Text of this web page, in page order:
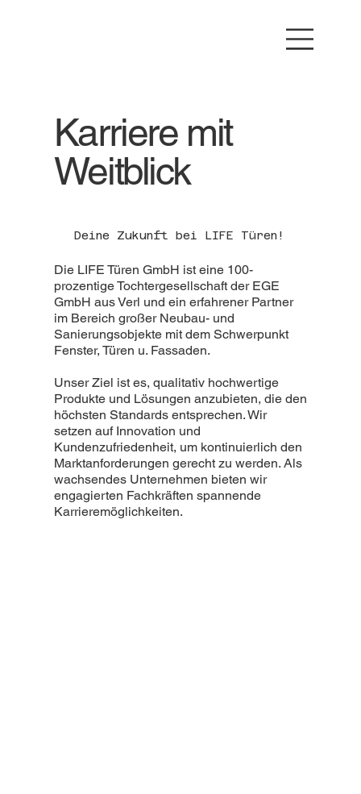
Karriere mit
Weitblick
Deine Zukunft bei LIFE Türen!
Die LIFE Türen GmbH ist eine 100-
prozentige Tochtergesellschaft der EGE
GmbH aus Verl und ein erfahrener Partner
im Bereich großer Neubau- und
Sanierungsobjekte mit dem Schwerpunkt
Fenster, Türen u. Fassaden.
Unser Ziel ist es, qualitativ hochwertige
Produkte und Lösungen anzubieten, die den
höchsten Standards entsprechen. Wir
setzen auf Innovation und
Kundenzufriedenheit, um kontinuierlich den
Marktanforderungen gerecht zu werden. Als
wachsendes Unternehmen bieten wir
engagierten Fachkräften spannende
Karrieremöglichkeiten.